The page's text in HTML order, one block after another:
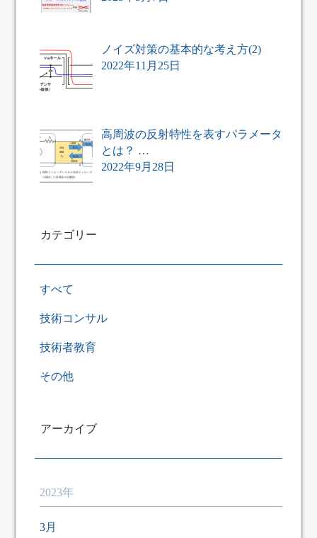
ノイズ対策の基本的な考え方(2)
2022年11月25日
高周波の反射特性を表すパラメータ
とは？ …
2022年9月28日
カテゴリー
すべて
技術コンサル
技術者教育
その他
アーカイブ
2023年
3月